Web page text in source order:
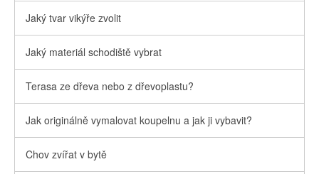
Jaký tvar vikýře zvolit
Jaký materiál schodiště vybrat
Terasa ze dřeva nebo z dřevoplastu?
Jak originálně vymalovat koupelnu a jak ji vybavit?
Chov zvířat v bytě